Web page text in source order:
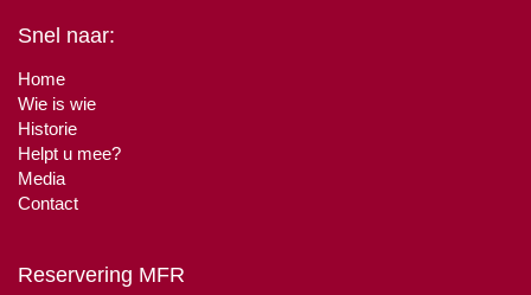
Snel naar:
Home
Wie is wie
Historie
Helpt u mee?
Media
Contact
Reservering MFR